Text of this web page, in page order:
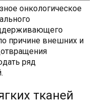
онкологическое
причине внешних и
ряд
тканей